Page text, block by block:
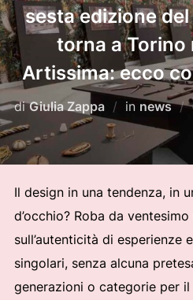
sesta edizione
torna a Torino
Artissima: ecco
diGiulia Zappa in news
Il design in una tendenza, in
d’occhio? Roba da
sull’autenticità di esperienze
singolari, senza alcuna
generazioni o categorie per